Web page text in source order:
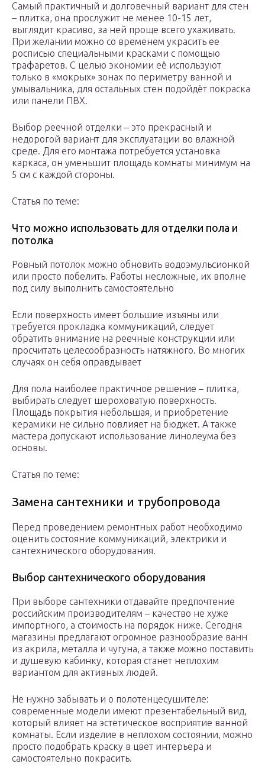
Самый практичный и долговечный вариант для стен
– плитка, она прослужит не менее 10-15 лет,
выглядит красиво, за ней проще всего ухаживать.
При желании можно со временем украсить ее
росписью специальными красками с помощью
трафаретов. С целью экономии её используют
только в «мокрых» зонах по периметру ванной и
умывальника, для остальных стен подойдёт покраска
или панели ПВХ.
Выбор реечной отделки – это прекрасный и
недорогой вариант для эксплуатации во влажной
среде. Для его монтажа потребуется установка
каркаса, он уменьшит площадь комнаты минимум на
5 см с каждой стороны.
Статья по теме:
Что можно использовать для отделки пола и
потолка
Ровный потолок можно обновить водоэмульсионкой
или просто побелить. Работы несложные, их вполне
под силу выполнить самостоятельно
Если поверхность имеет большие изъяны или
требуется прокладка коммуникаций, следует
обратить внимание на реечные конструкции или
просчитать целесообразность натяжного. Во многих
случаях он себя оправдывает
Для пола наиболее практичное решение – плитка,
выбирать следует шероховатую поверхность.
Площадь покрытия небольшая, и приобретение
керамики не сильно повлияет на бюджет. А также
мастера допускают использование линолеума без
основы.
Статья по теме:
Замена сантехники и трубопровода
Перед проведением ремонтных работ необходимо
оценить состояние коммуникаций, электрики и
сантехнического оборудования.
Выбор сантехнического оборудования
При выборе сантехники отдавайте предпочтение
российским производителям – качество не хуже
импортного, а стоимость на порядок ниже. Сегодня
магазины предлагают огромное разнообразие ванн
из акрила, металла и чугуна, а также можно поставить
и душевую кабинку, которая станет неплохим
вариантом для активных людей.
Не нужно забывать и о полотенцесушителе:
современные модели имеют презентабельный вид,
который влияет на эстетическое восприятие ванной
комнаты. Если изделие в неплохом состоянии, можно
просто подобрать краску в цвет интерьера и
самостоятельно покрасить.